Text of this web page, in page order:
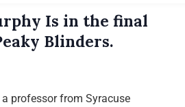
Is in the final
Blinders.
professor from Syracuse